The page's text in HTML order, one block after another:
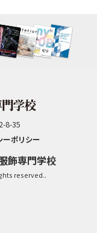
8-35
ーポリシー
飾専門学校
reserved..